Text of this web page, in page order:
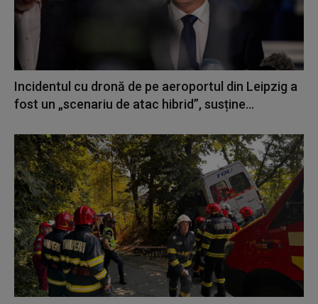
Incidentul cu dronă de pe aeroportul din Leipzig a
fost un „scenariu de atac hibrid”, susține...